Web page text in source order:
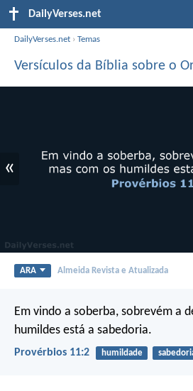
DailyVerses.net
DailyVerses.net ›Temas
Versículos da Bíblia sobre o
«
ARA Almeida Revista e Atualizada
Em vindo a soberba, sobrevém a
humildes está a sabedoria.
Provérbios 11:2 humildade